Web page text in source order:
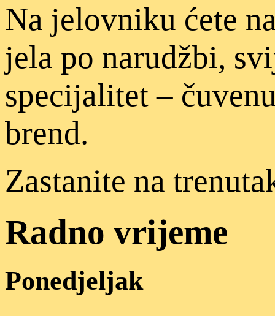
Na jelovniku ćete
jela po narudžbi,
specijalitet –
brend.
Zastanite na
Radno vrijeme
Ponedjeljak